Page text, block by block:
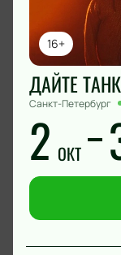
16+
ДАЙТЕ
Санкт-Петербург
2 ОКТ